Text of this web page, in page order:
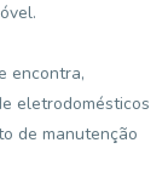
encontra,
eletrodomésticos
de manutenção